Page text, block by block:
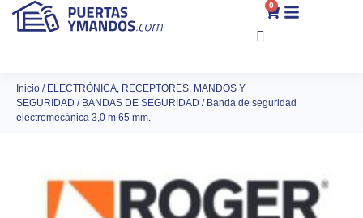
0
Inicio / ELECTRÓNICA, RECEPTORES, MANDOS Y
SEGURIDAD / BANDAS DE SEGURIDAD / Banda de seguridad
electromecánica 3,0 m 65 mm.